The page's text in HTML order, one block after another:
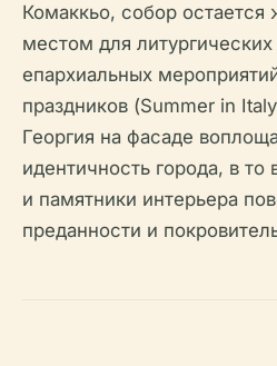
Комаккьо, собор
местом для
епархиальных
праздников (Summer in
Георгия на фасаде
идентичность города, в то
и памятники интерьера
преданности и